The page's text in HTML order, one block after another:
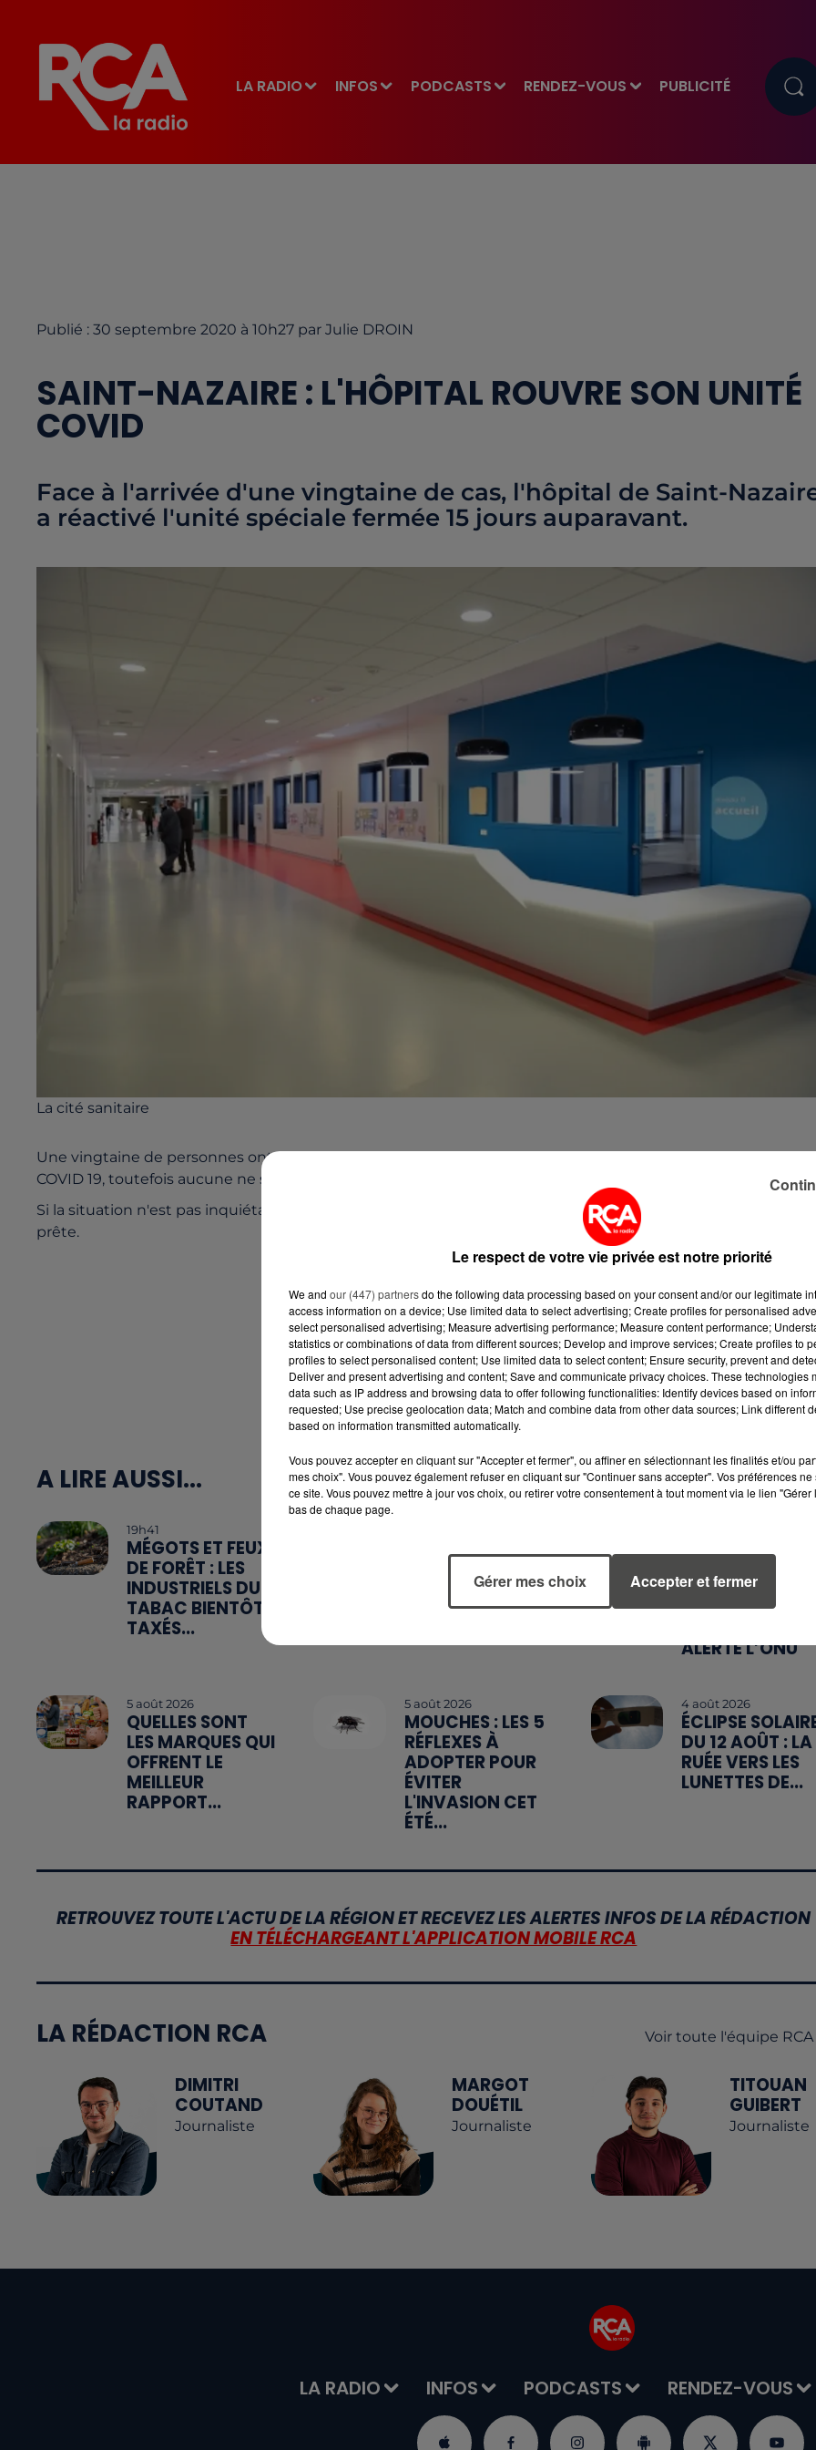
LA RADIO INFOS PODCASTS RENDEZ-VOUS PUBLICITÉ
Publié : 30 septembre 2020 à 10h27 par Julie DROIN
SAINT-NAZAIRE : L'HÔPITAL ROUVRE SON UNITÉ
COVID
Face à l'arrivée d'une vingtaine de cas, l'hôpital de Saint-
a réactivé l'unité spéciale fermée 15 jours auparavant.
La cité sanitaire
Une vingtaine de personnes ont été admises à l'hôpital ces derniers jours suite à une contamination par le
COVID 19, toutefois aucune ne se trouve en réanimation.
Si la situation n'est pas inquiétante, la direction de l'hôpital préfère prendre ces précautions en se tenant
prête.
A LIRE AUSSI...
19h41
MÉGOTS ET FEUX
DE FORÊT : LES
INDUSTRIELS DU
TABAC BIENTÔT
TAXÉS...
CANICULE :
BOUTEILLES D'EAU
DISPARAISSENT
MANGER
COÛTE 25 %
CHER QU'IL Y A
ALERTE L’ONU
5 août 2026
QUELLES SONT
LES MARQUES QUI
OFFRENT LE
MEILLEUR
RAPPORT...
5 août 2026
MOUCHES : LES 5
RÉFLEXES À
ADOPTER POUR
ÉVITER
L'INVASION CET
ÉTÉ...
4 août 2026
ÉCLIPSE
DU 12 AOÛT : LA
RUÉE VERS LES
LUNETTES DE...
RETROUVEZ TOUTE L'ACTU DE LA RÉGION ET RECEVEZ LES ALERTES INFOS DE LA RÉDACTION
EN TÉLÉCHARGEANT L'APPLICATION MOBILE RCA
LA RÉDACTION RCA Voir toute l'équipe RCA
DIMITRI
COUTAND
Journaliste
MARGOT
DOUÉTIL
Journaliste
TITOUAN
GUIBERT
Journaliste
LA RADIO INFOS PODCASTS RENDEZ-VOUS
Le respect de votre vie privée est notre priorité
We and our (447) partnersdo the following data processing based on your consent and/or our legitimate
access information on a device; Use limited data to select advertising; Create profiles for personalised
select personalised advertising; Measure advertising performance; Measure content performance;
statistics or combinations of data from different sources; Develop and improve services; Create profiles to
profiles to select personalised content; Use limited data to select content; Ensure security, prevent and
Deliver and present advertising and content; Save and communicate privacy choices. These technologies
data such as IP address and browsing data to offer following functionalities: Identify devices based on
requested; Use precise geolocation data; Match and combine data from other data sources; Link different
based on information transmitted automatically.
Vous pouvez accepter en cliquant sur "Accepter et fermer", ou affiner en sélectionnant les finalités et/ou
mes choix". Vous pouvez également refuser en cliquant sur "Continuer sans accepter". Vos préférences
ce site. Vous pouvez mettre à jour vos choix, ou retirer votre consentement à tout moment via le lien
bas de chaque page.
Gérer mes choix Accepter et fermer